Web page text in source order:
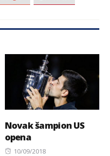
Novak šampion US
opena
Posted
10/09/2018